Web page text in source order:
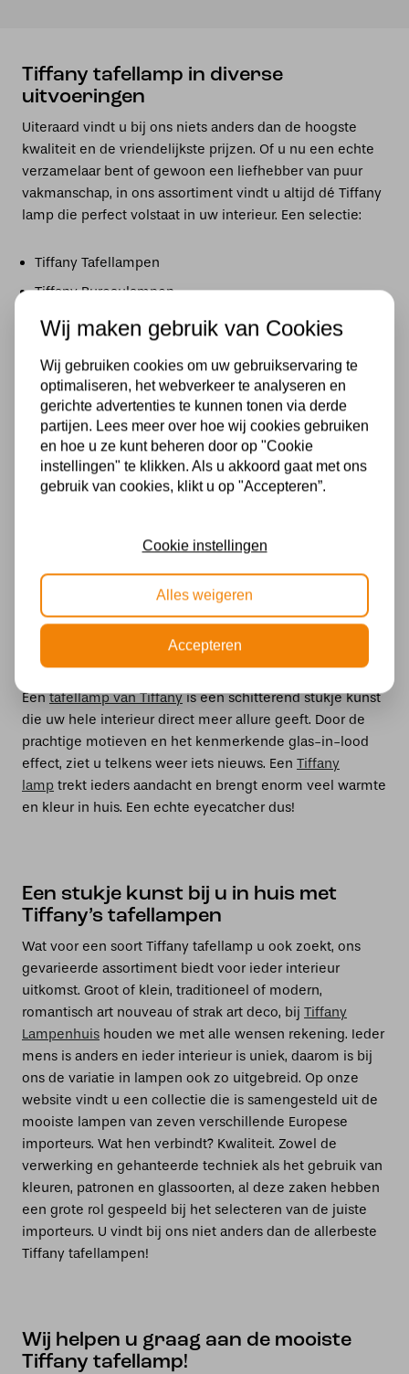
Tiffany tafellamp in diverse
uitvoeringen
Uiteraard vindt u bij ons niets anders dan de hoogste
kwaliteit en de vriendelijkste prijzen. Of u nu een echte
verzamelaar bent of gewoon een liefhebber van puur
vakmanschap, in ons assortiment vindt u altijd dé Tiffany
lamp die perfect volstaat in uw interieur. Een selectie:
Tiffany Tafellampen
Tiffany Bureaulampen
Tiffany Windlichten
Tiffany Wandlampen
De mooiste exemplaren vindt u hier
Bent u bekend met de tafellampen van Tiffany, dan weet
om handwerk gaat. Daarnaast zijn de gebruikte
verschillend. Voor welk exemplaar u ook gaat, er is
niemand die precies dezelfde tafellamp in huis heeft
staan. En als echte liefhebber van mooie en unieke
exemplaren, is dat natuurlijk een hele fijne gedachte.
Eentafellamp van Tiffanyis een schitterend stukje kunst
die uw hele interieur direct meer allure geeft. Door de
prachtige motieven en het kenmerkende glas-in-lood
effect, ziet u telkens weer iets nieuws. Een Tiffany
lamp trekt ieders aandacht en brengt enorm veel warmte
en kleur in huis. Een echte eyecatcher dus!
Een stukje kunst bij u in huis met
Tiffany’s tafellampen
Wat voor een soort Tiffany tafellamp u ook zoekt, ons
gevarieerde assortiment biedt voor ieder interieur
uitkomst. Groot of klein, traditioneel of modern,
romantisch art nouveau of strak art deco, bij Tiffany
Lampenhuis houden we met alle wensen rekening. Ieder
mens is anders en ieder interieur is uniek, daarom is bij
ons de variatie in lampen ook zo uitgebreid. Op onze
website vindt u een collectie die is samengesteld uit de
mooiste lampen van zeven verschillende Europese
importeurs. Wat hen verbindt? Kwaliteit. Zowel de
verwerking en gehanteerde techniek als het gebruik van
kleuren, patronen en glassoorten, al deze zaken hebben
een grote rol gespeeld bij het selecteren van de juiste
importeurs. U vindt bij ons niet anders dan de allerbeste
Tiffany tafellampen!
Wij helpen u graag aan de mooiste
Tiffany tafellamp!
Wij maken gebruik van Cookies
Wij gebruiken cookies om uw gebruikservaring te
optimaliseren, het webverkeer te analyseren en
gerichte advertenties te kunnen tonen via derde
partijen. Lees meer over hoe wij cookies gebruiken
en hoe u ze kunt beheren door op "Cookie
instellingen" te klikken. Als u akkoord gaat met ons
gebruik van cookies, klikt u op "Accepteren”.
Cookie instellingen
Alles weigeren
Accepteren